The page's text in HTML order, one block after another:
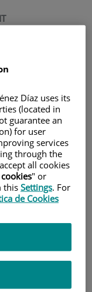
A
PEJD-
.
Research
Jiménez Díaz
Díaz uses its
(located in
guarantee an
for user
services
through the
all cookies
" or
this Settings. For
de Cookies